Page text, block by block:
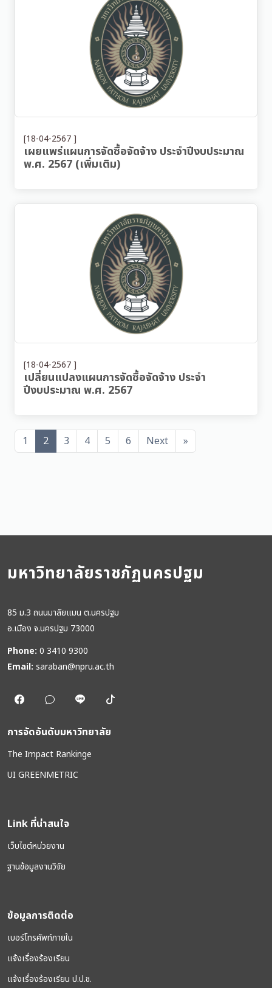
[18-04-2567 ]
เผยแพร่แผนการจัดซื้อจัดจ้าง ประจำปีงบประมาณ
พ.ศ. 2567 (เพิ่มเติม)
[18-04-2567 ]
เปลี่ยนแปลงแผนการจัดซื้อจัดจ้าง ประจำ
ปีงบประมาณ พ.ศ. 2567
1 2 3 4 5 6 Next »
มหาวิทยาลัยราชภัฏนครปฐม
85 ม.3 ถนนมาลัยแมน ต.นครปฐม
อ.เมือง จ.นครปฐม 73000
Phone: 0 3410 9300
Email: saraban@npru.ac.th
การจัดอันดับมหาวิทยาลัย
The Impact Rankinge
UI GREENMETRIC
Link ที่น่าสนใจ
เว็บไซต์หน่วยงาน
ฐานข้อมูลงานวิจัย
ข้อมูลการติดต่อ
เบอร์โทรศัพท์ภายใน
แจ้งเรื่องร้องเรียน
แจ้งเรื่องร้องเรียน ป.ป.ช.